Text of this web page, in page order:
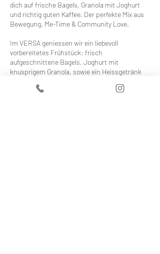
dich auf frische Bagels, Granola mit Joghurt
und richtig guten Kaffee. Der perfekte Mix aus
Bewegung, Me-Time & Community Love.
Im VERSA geniessen wir ein liebevoll
vorbereitetes Frühstück: frisch
aufgeschnittene Bagels, Joghurt mit
knusprigem Granola, sowie ein Heissgetränk
Kaffee. Mineralwasser mit und ohne